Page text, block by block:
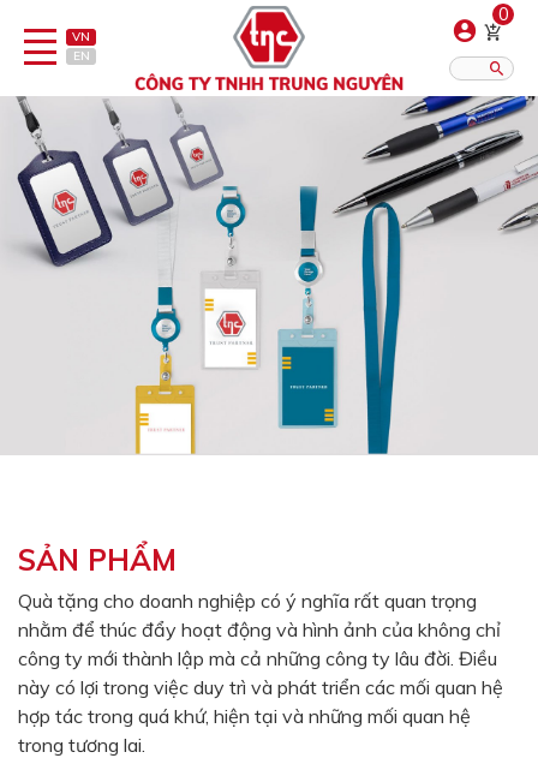
VN
EN
0
Danh sách sản phẩm
Bút
Đồ sứ quà tặng
Bình/ca giữ nhiệt
Dây đeo & Phụ kiện
Màu sắc
Đỏ
Đen
Xanh ngọc
Xanh lá
Cam
Vàng
Hồng
Tím
Hiển thị?:
SẢN PHẨM
Quà tặng cho doanh nghiệp có ý nghĩa rất quan trọng
nhằm để thúc đẩy hoạt động và hình ảnh của không chỉ
công ty mới thành lập mà cả những công ty lâu đời. Điều
này có lợi trong việc duy trì và phát triển các mối quan hệ
hợp tác trong quá khứ, hiện tại và những mối quan hệ
trong tương lai.